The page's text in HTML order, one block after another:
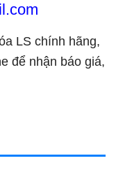
LS chính hãng,
để nhận báo giá,